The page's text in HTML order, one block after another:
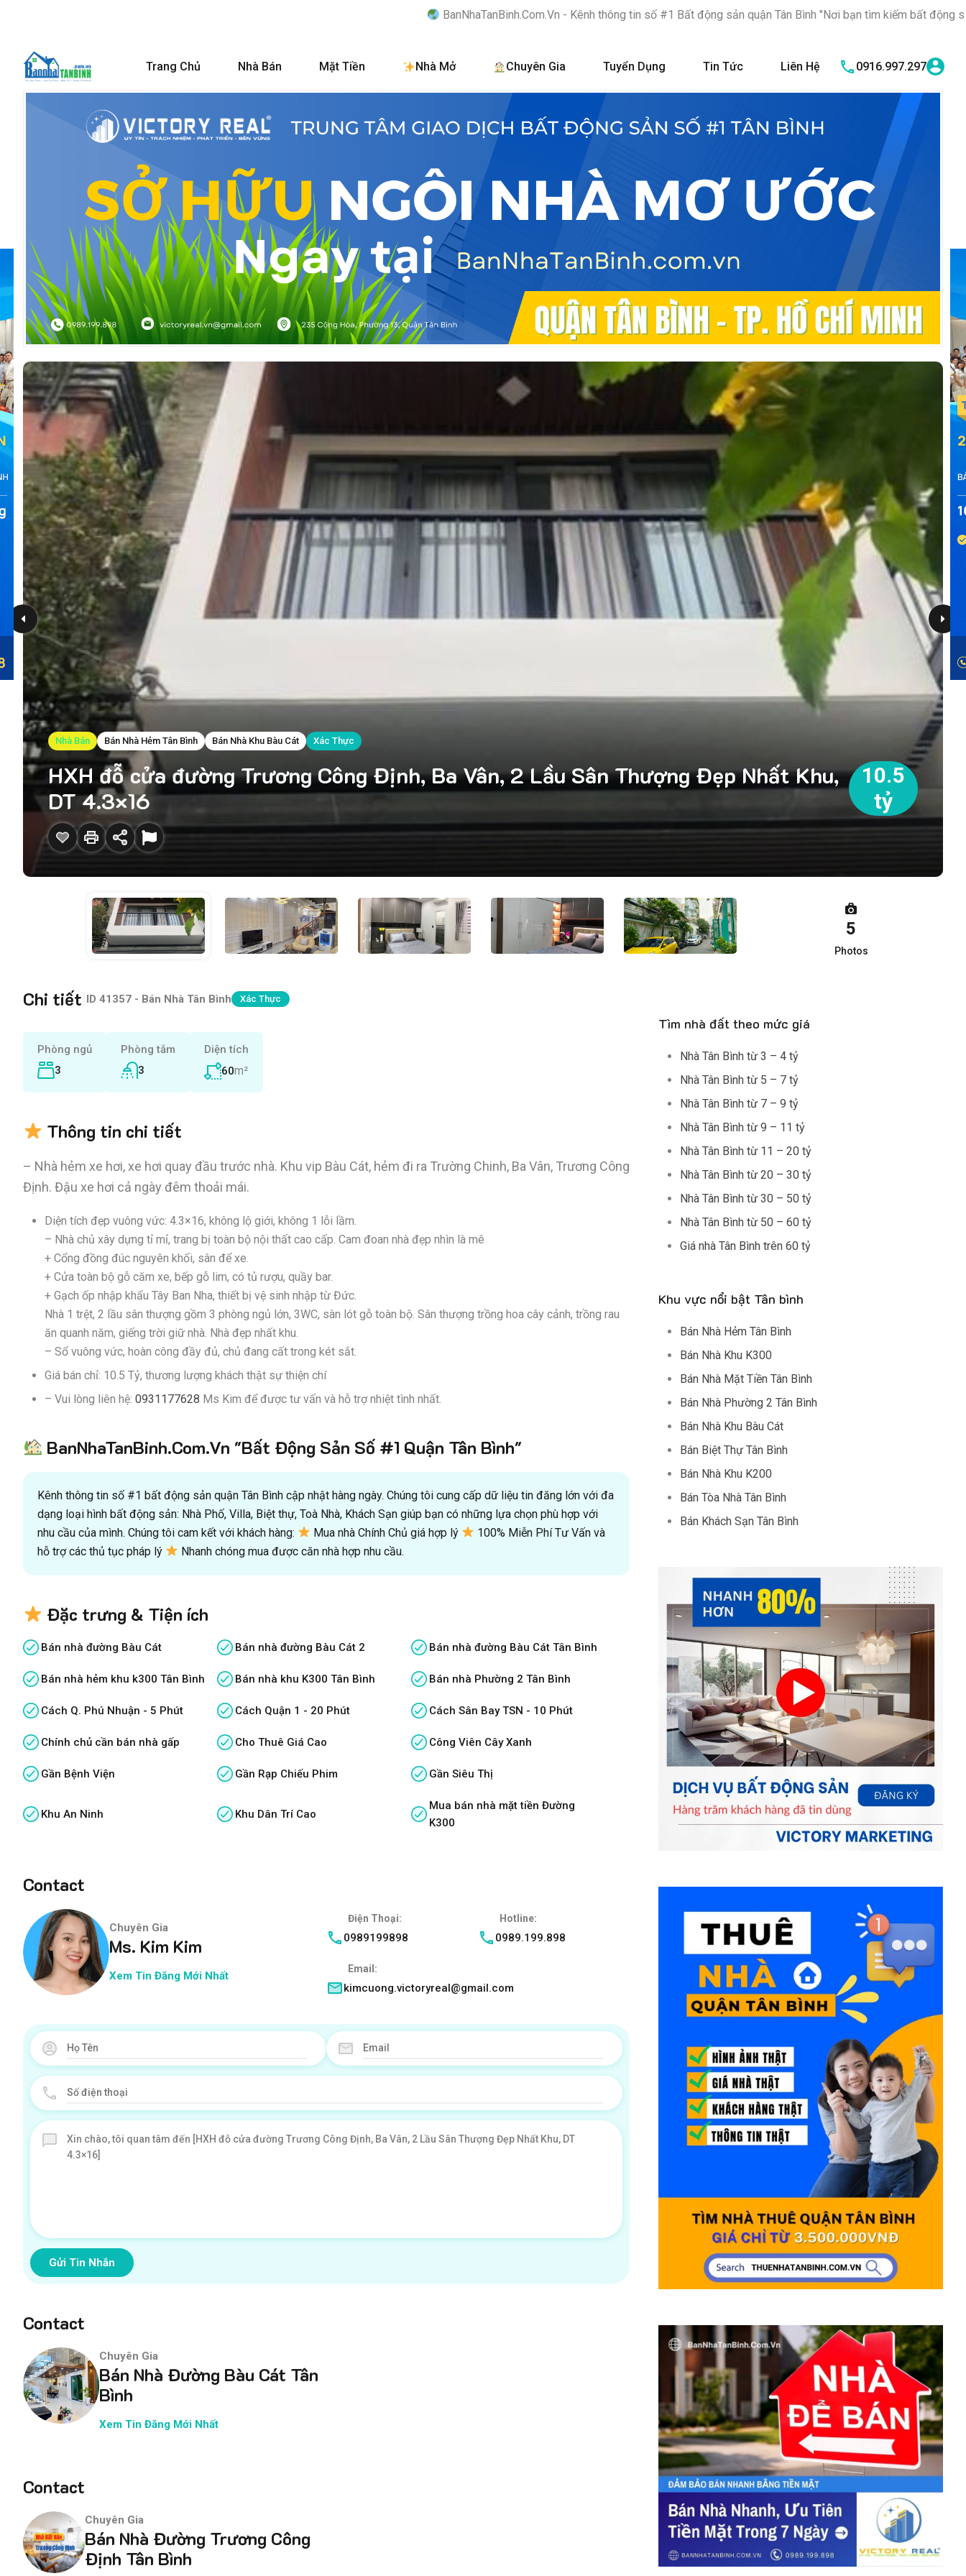
BanNhaTanBinh.Com.Vn - Kênh thông tin số #1 Bất động sản quận Tân Bình "Nơi bạn tìm kiếm bất động sản hoàn hảo,
Trang Chủ Nhà Bán Mặt Tiền Nhà Mở Chuyên Gia Tuyển Dụng Tin Tức Liên Hệ 0916.997.297
Nhà Bán Bán Nhà Hẻm Tân Bình Bán Nhà Khu Bàu Cát Xác Thực
HXH đỗ cửa đường Trương Công Định, Ba Vân, 2 Lầu Sân Thượng Đẹp Nhất Khu,
DT 4.3×16
10.5
tỷ
5
Photos
Chi tiết ID 41357 - Bán Nhà Tân Bình Xác Thực
Phòng ngủ
3
Phòng tắm
3
Diện tích
60m²
Thông tin chi tiết
– Nhà hẻm xe hơi, xe hơi quay đầu trước nhà. Khu vip Bàu Cát, hẻm đi ra Trường Chinh, Ba Vân, Trương Công
Định. Đậu xe hơi cả ngày đêm thoải mái.
Diện tích đẹp vuông vức: 4.3×16, không lộ giới, không 1 lỗi lầm.
– Nhà chủ xây dựng tỉ mỉ, trang bị toàn bộ nội thất cao cấp. Cam đoan nhà đẹp nhìn là mê
+ Cổng đồng đúc nguyên khối, sân để xe.
+ Cửa toàn bộ gỗ căm xe, bếp gỗ lim, có tủ rượu, quầy bar.
+ Gạch ốp nhập khẩu Tây Ban Nha, thiết bị vệ sinh nhập từ Đức.
Nhà 1 trệt, 2 lầu sân thượng gồm 3 phòng ngủ lớn, 3WC, sàn lót gỗ toàn bộ. Sân thượng trồng hoa cây cảnh, trồng rau
ăn quanh năm, giếng trời giữ nhà. Nhà đẹp nhất khu.
– Sổ vuông vức, hoàn công đầy đủ, chủ đang cất trong két sắt.
Giá bán chỉ: 10.5 Tỷ, thương lượng khách thật sự thiện chí
– Vui lòng liên hệ: 0931177628 Ms Kim để được tư vấn và hỗ trợ nhiệt tình nhất.
BanNhaTanBinh.Com.Vn "Bất Động Sản Số #1 Quận Tân Bình"
Kênh thông tin số #1 bất động sản quận Tân Bình cập nhật hàng ngày. Chúng tôi cung cấp dữ liệu tin đăng lớn với đa
dạng loại hình bất động sản: Nhà Phố, Villa, Biệt thự, Toà Nhà, Khách Sạn giúp bạn có những lựa chọn phù hợp với
nhu cầu của mình. Chúng tôi cam kết với khách hàng:
Mua nhà Chính Chủ giá hợp lý
100% Miễn Phí Tư Vấn và
hỗ trợ các thủ tục pháp lý
Nhanh chóng mua được căn nhà hợp nhu cầu.
Đặc trưng & Tiện ích
Bán nhà đường Bàu Cát Bán nhà đường Bàu Cát 2 Bán nhà đường Bàu Cát Tân Bình
Bán nhà hẻm khu k300 Tân Bình Bán nhà khu K300 Tân Bình Bán nhà Phường 2 Tân Bình
Cách Q. Phú Nhuận - 5 Phút Cách Quận 1 - 20 Phút Cách Sân Bay TSN - 10 Phút
Chính chủ cần bán nhà gấp Cho Thuê Giá Cao Công Viên Cây Xanh
Gần Bệnh Viện Gần Rạp Chiếu Phim Gần Siêu Thị
Khu An Ninh Khu Dân Trí Cao
Mua bán nhà mặt tiền Đường
K300
Contact
Chuyên Gia
Ms. Kim Kim
Xem Tin Đăng Mới Nhất
Điện Thoại:
0989199898
Hotline:
0989.199.898
Email:
kimcuong.victoryreal@gmail.com
Gửi Tin Nhắn
Contact
Chuyên Gia
Bán Nhà Đường Bàu Cát Tân
Bình
Xem Tin Đăng Mới Nhất
Contact
Chuyên Gia
Bán Nhà Đường Trương Công
Định Tân Bình
Tìm nhà đất theo mức giá
Nhà Tân Bình từ 3 – 4 tỷ
Nhà Tân Bình từ 5 – 7 tỷ
Nhà Tân Bình từ 7 – 9 tỷ
Nhà Tân Bình từ 9 – 11 tỷ
Nhà Tân Bình từ 11 – 20 tỷ
Nhà Tân Bình từ 20 – 30 tỷ
Nhà Tân Bình từ 30 – 50 tỷ
Nhà Tân Bình từ 50 – 60 tỷ
Giá nhà Tân Bình trên 60 tỷ
Khu vực nổi bật Tân bình
Bán Nhà Hẻm Tân Bình
Bán Nhà Khu K300
Bán Nhà Mặt Tiền Tân Bình
Bán Nhà Phường 2 Tân Bình
Bán Nhà Khu Bàu Cát
Bán Biệt Thự Tân Bình
Bán Nhà Khu K200
Bán Tòa Nhà Tân Bình
Bán Khách Sạn Tân Bình